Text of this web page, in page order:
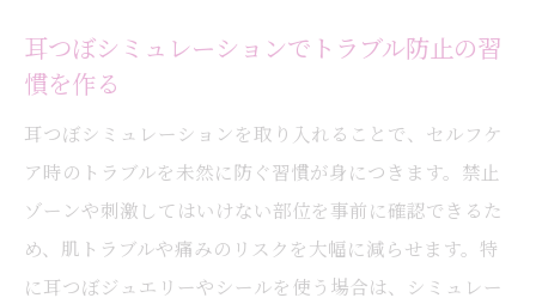
耳つぼジュエリーを楽しむための注意点と実践
アドバイス
耳つぼシミュレーションでジュエリー装着
位置を確認
耳つぼジュエリーの効果とセルフケアのコ
耳つぼシミュレーションでトラブル防止の習
慣を作る
耳つぼシミュレーションを取り入れることで、セルフケ
ア時のトラブルを未然に防ぐ習慣が身につきます。禁止
ゾーンや刺激してはいけない部位を事前に確認できるた
め、肌トラブルや痛みのリスクを大幅に減らせます。特
に耳つぼジュエリーやシールを使う場合は、シミュレー